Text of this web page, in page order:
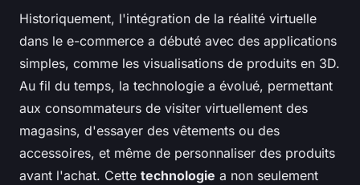
Historiquement, l'intégration de la réalité virtuelle
dans le e-commerce a débuté avec des applications
simples, comme les visualisations de produits en 3D.
Au fil du temps, la technologie a évolué, permettant
aux consommateurs de visiter virtuellement des
magasins, d'essayer des vêtements ou des
accessoires, et même de personnaliser des produits
avant l'achat. Cette technologie a non seulement